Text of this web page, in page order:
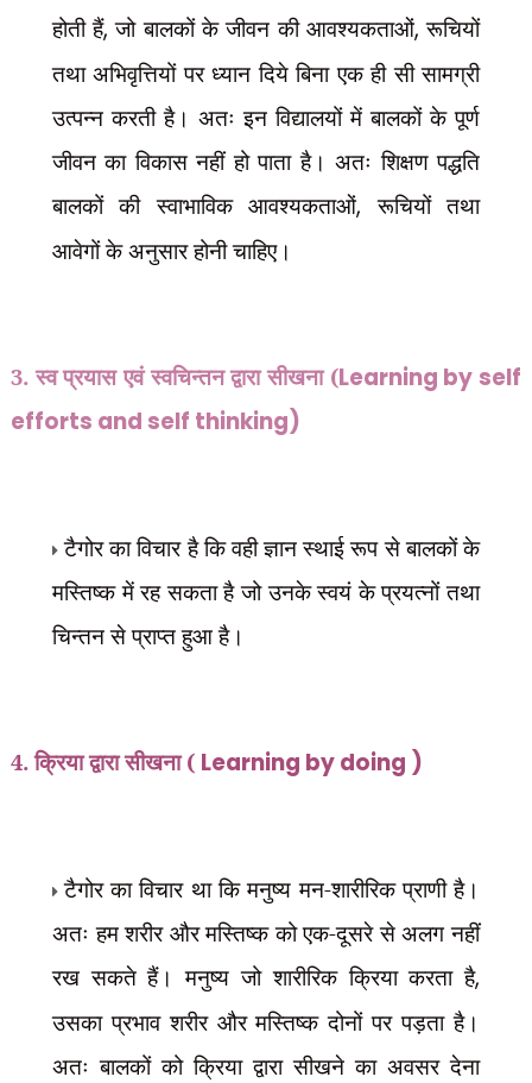
होती हैं,जो बालकों के जीवन की आवश्यकताओं,रूचियों
तथा अभिवृत्तियों पर ध्यान दिये बिना एक ही सी सामग्री
उत्पन्न करती है। अतः इन विद्यालयों में बालकों के पूर्ण
जीवन का विकास नहीं हो पाता है। अतः शिक्षण पद्धति
बालकों की स्वाभाविक आवश्यकताओं,रूचियों तथा
आवेगों के अनुसार होनी चाहिए।
3. स्व प्रयास एवं स्वचिन्तन द्वारा सीखना (Learning by self
efforts and self thinking)
टैगोर का विचार है कि वही ज्ञान स्थाई रूप से बालकों के
मस्तिष्क में रह सकता है जो उनके स्वयं के प्रयत्नों तथा
चिन्तन से प्राप्त हुआ है।
4. क्रिया द्वारा सीखना ( Learning by doing )
टैगोर का विचार था कि मनुष्य मन-शारीरिक प्राणी है।
अतः हम शरीर और मस्तिष्क को एक-दूसरे से अलग नहीं
रख सकते हैं। मनुष्य जो शारीरिक क्रिया करता है,
उसका प्रभाव शरीर और मस्तिष्क दोनों पर पड़ता है।
अतः बालकों को क्रिया द्वारा सीखने का अवसर देना